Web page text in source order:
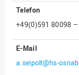
Hochschulleitung
Innenrevision
Institut für Musik
Telefon
+49(0)591 80098
E-Mail
a.seipolt@hs-